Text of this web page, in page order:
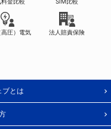
圧）電気 法人賠責保険
ブとは